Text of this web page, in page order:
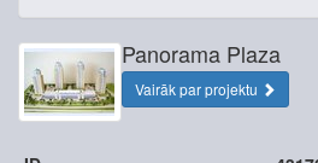
Panorama Plaza
Vairāk par projektu